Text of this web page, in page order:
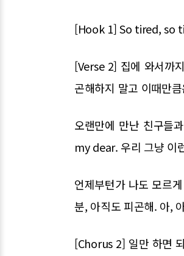
[Hook 1] So tired, so
[Verse 2] 집에 와서까
곤해하지 말고 이때만
오랜만에 만난 친구들
my dear. 우리 그냥 이
언제부턴가 나도 모르
분, 아직도 피곤해. 아,
[Chorus 2] 일만 하면